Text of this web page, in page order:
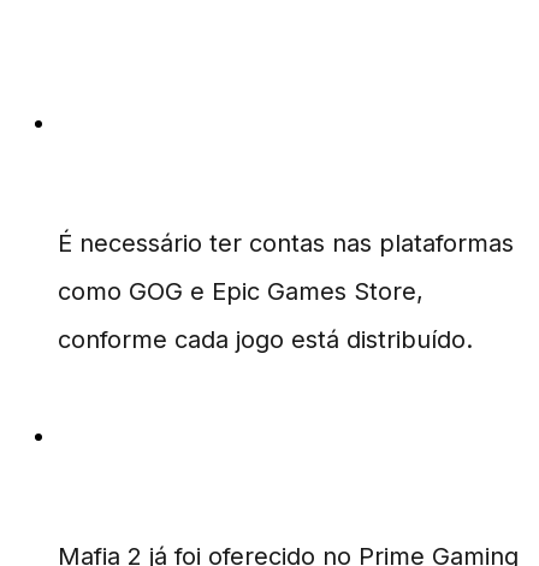
É necessário ter contas nas plataformas
como GOG e Epic Games Store,
conforme cada jogo está distribuído.
Mafia 2 já foi oferecido no Prime Gaming